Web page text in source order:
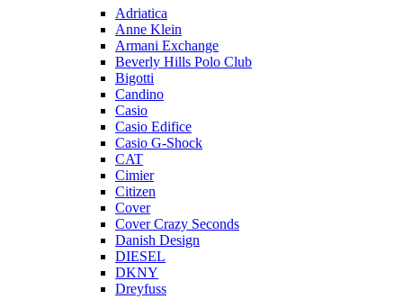
Adriatica
Anne Klein
Armani Exchange
Beverly Hills Polo Club
Bigotti
Candino
Casio
Casio Edifice
Casio G-Shock
CAT
Cimier
Citizen
Cover
Cover Crazy Seconds
Danish Design
DIESEL
DKNY
Dreyfuss